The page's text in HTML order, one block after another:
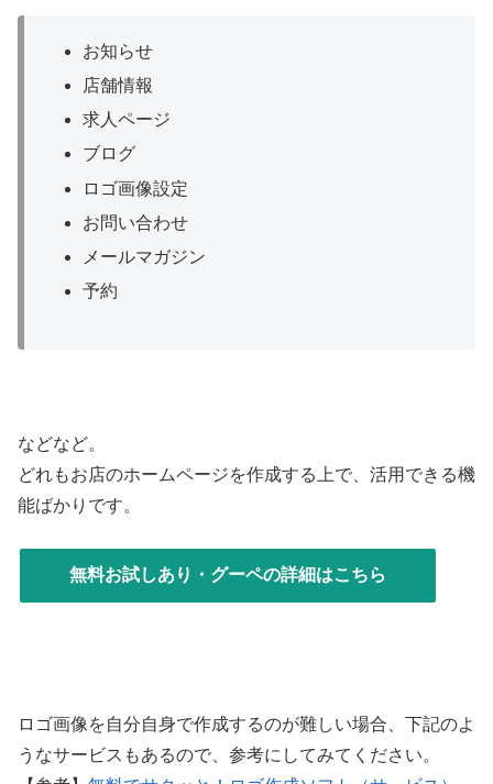
お知らせ
店舗情報
求人ページ
ブログ
ロゴ画像設定
お問い合わせ
メールマガジン
予約
などなど。
どれもお店のホームページを作成する上で、活用できる機
能ばかりです。
無料お試しあり・グーペの詳細はこちら
ロゴ画像を自分自身で作成するのが難しい場合、下記のよ
うなサービスもあるので、参考にしてみてください。